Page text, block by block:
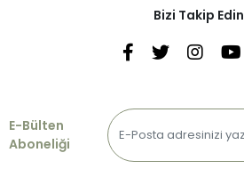
Bizi Takip Edin
E-Bülten
Aboneliği